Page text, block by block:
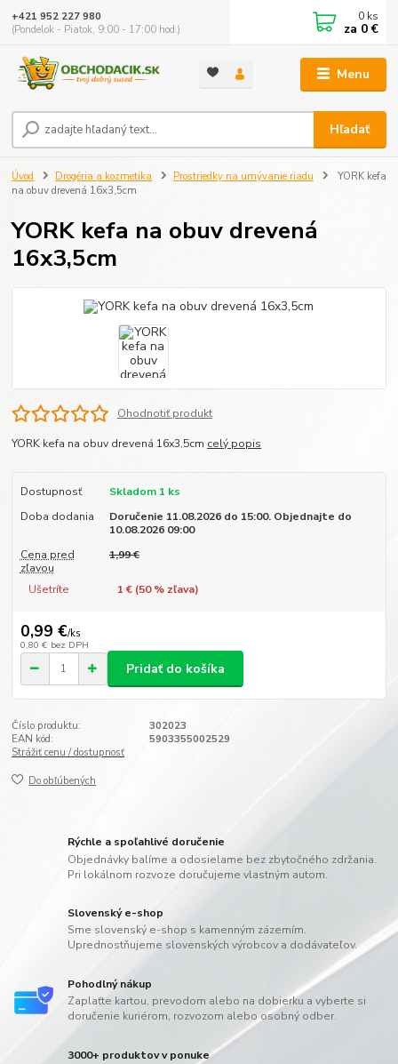
Menu
Hľadať
+421 952 227 980
(Pondelok - Piatok, 9:00 - 17:00 hod.)
0 ks
za 0 €
Úvod Drogéria a kozmetika Prostriedky na umývanie riadu
YORK kefa
na obuv drevená 16x3,5cm
YORK kefa na obuv drevená
16x3,5cm
Ohodnotiť produkt
YORK kefa na obuv drevená 16x3,5cm celý popis
Dostupnosť
Skladom 1 ks
Doba dodania
Doručenie 11.08.2026 do 15:00. Objednajte do
10.08.2026 09:00
Cena pred
zľavou
1,99 €
Ušetríte 1 € (50% zľava)
0,99 €/ks
0,80 € bez DPH
Pridať do košíka
Číslo produktu:
302023
EAN kód:
5903355002529
Strážiť cenu / dostupnosť
Do obľúbených
Rýchle a spoľahlivé doručenie
Objednávky balíme a odosielame bez zbytočného zdržania.
Pri lokálnom rozvoze doručujeme vlastným autom.
Slovenský e-shop
Sme slovenský e-shop s kamenným zázemím.
Uprednostňujeme slovenských výrobcov a dodávateľov.
Pohodlný nákup
Zaplaťte kartou, prevodom alebo na dobierku a vyberte si
doručenie kuriérom, rozvozom alebo osobný odber.
3000+ produktov v ponuke